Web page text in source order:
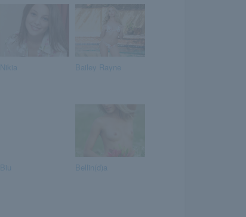
Nikia Bailey Rayne
Biu Bellin(d)a